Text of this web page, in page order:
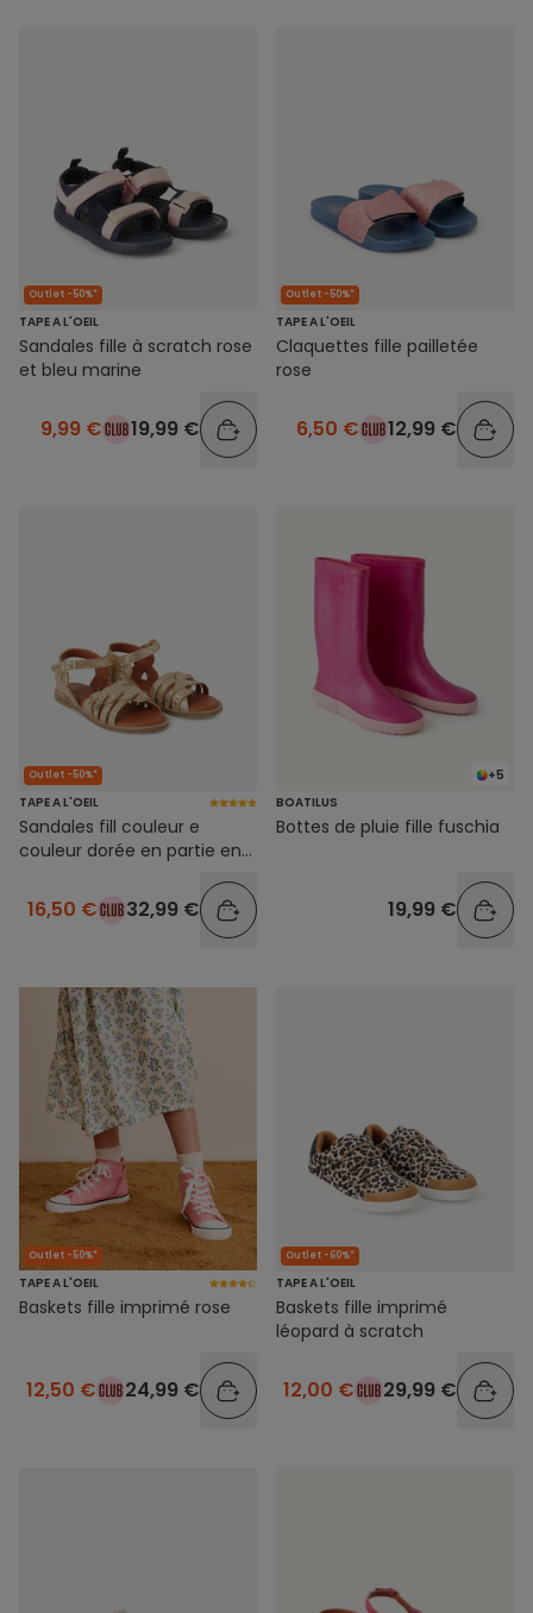
Outlet -50%*
TAPE A L'OEIL
Sandales fille à scratch rose
et bleu marine
9,99 € 19,99 €
Outlet -50%*
TAPE A L'OEIL
Claquettes fille pailletée
rose
6,50 € 12,99 €
Outlet -50%*
TAPE A L'OEIL
Sandales fill couleur e
couleur dorée en partie en
16,50 € 32,99 €
+5
BOATILUS
Bottes de pluie fille fuschia
19,99 €
Outlet -50%*
TAPE A L'OEIL
Baskets fille imprimé rose
12,50 € 24,99 €
Outlet -60%*
TAPE A L'OEIL
Baskets fille imprimé
léopard à scratch
12,00 € 29,99 €